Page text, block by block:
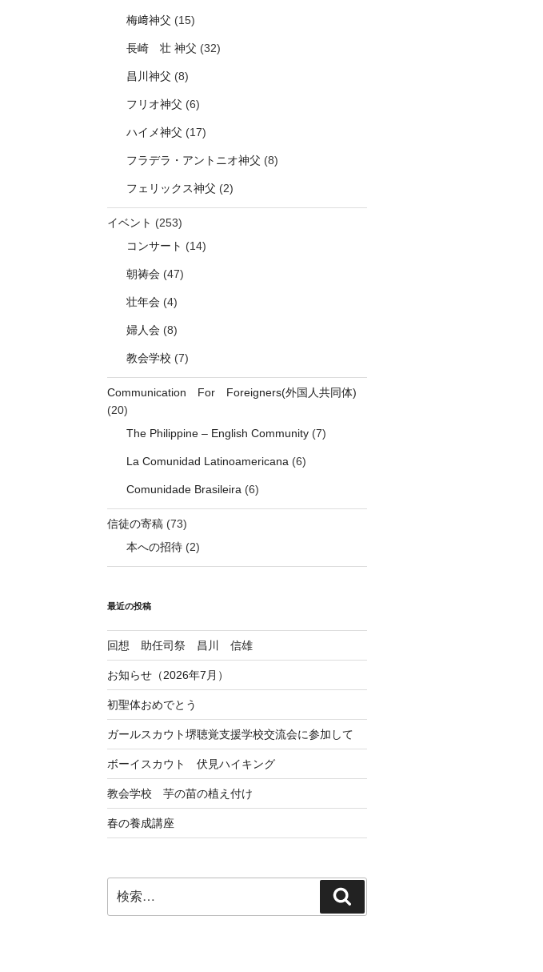
梅﨑神父 (15)
長崎 壮 神父 (32)
昌川神父 (8)
フリオ神父 (6)
ハイメ神父 (17)
フラデラ・アントニオ神父 (8)
フェリックス神父 (2)
イベント (253)
コンサート (14)
朝祷会(47)
壮年会(4)
婦人会(8)
教会学校 (7)
Communication For Foreigners(外国人共同体)
(20)
The Philippine – English Community(7)
La Comunidad Latinoamericana (6)
Comunidade Brasileira (6)
信徒の寄稿(73)
本への招待(2)
最近の投稿
回想 助任司祭 昌川 信雄
お知らせ（2026年7月）
初聖体おめでとう
ガールスカウト堺聴覚支援学校交流会に参加して
ボーイスカウト 伏見ハイキング
教会学校 芋の苗の植え付け
春の養成講座
索:
索